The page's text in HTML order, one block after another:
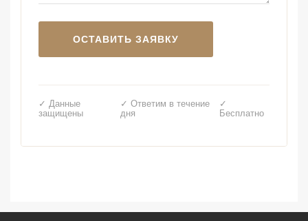
✓ Данные
защищены
✓ Ответим в течение
дня
✓
Бесплатно